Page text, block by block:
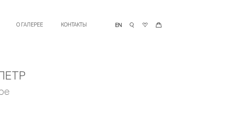
О ГАЛЕРЕЕ КОНТАКТЫ